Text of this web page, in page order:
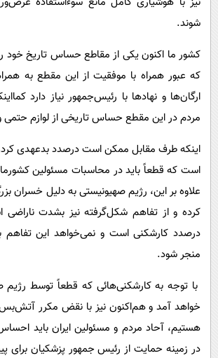
شوند.
کشور ما اکنون یکی از مقاطع حساس تاریخ خود
که عبور همراه با موفقیت از این مقطع به
ارگان‌ها و نهادها با رئیس‌جمهور نیاز دارد
مردم در این مقطع حساس تاریخی از لوازم
اینکه طرف مقابل ممکن است درصدد بدعهدی کردن
است که قطعاً باید در محاسبات مسئولین
علاوه بر این، رژیم صهیونیستی به دلیل خسران
کرده و از تفاهم شکل‌گرفته نیز بشدت ناراضی
درصدد کارشکنی است و نمی‌خواهد این تفاهم
منجر شود.
با توجه به کارشکنی‌هائی که قطعاً توسط
خواهد آمد و هم‌اکنون نیز با نقض مکرر
هستیم، آحاد مردم و مسئولین ایران باید
در زمینه حمایت از رئیس ‌جمهور پزشکیان برای